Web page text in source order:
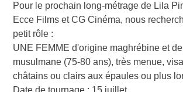
Pour le prochain long-métrage de Lila
Ecce Films et CG Cinéma, nous
petit rôle :
UNE FEMME d'origine maghrébine et
musulmane (75-80 ans), très menue,
châtains ou clairs aux épaules ou plus